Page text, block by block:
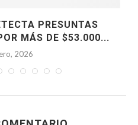
PRESUNTAS
MÁS DE $53.000...
2026